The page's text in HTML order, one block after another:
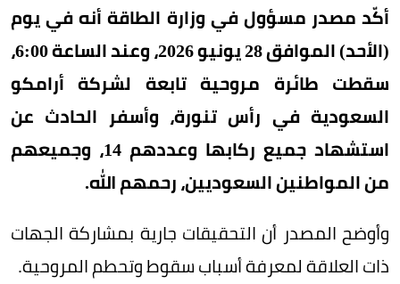
أكّد مصدر مسؤول في وزارة الطاقة أنه في يوم
(الأحد) الموافق 28 يونيو 2026، وعند الساعة 6:00،
سقطت طائرة مروحية تابعة لشركة أرامكو
السعودية في رأس تنورة، وأسفر الحادث عن
استشهاد جميع ركابها وعددهم 14، وجميعهم
من المواطنين السعوديين، رحمهم الله.
وأوضح المصدر أن التحقيقات جارية بمشاركة الجهات
ذات العلاقة لمعرفة أسباب سقوط وتحطم المروحية.